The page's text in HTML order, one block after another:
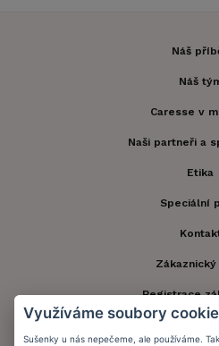
Náš
Náš
Caresse v
Naši partneři a
Etika
Speciální
Registrace
Doprava a
Využíváme soubory
Sušenky u nás nepečeme, ale používáme.